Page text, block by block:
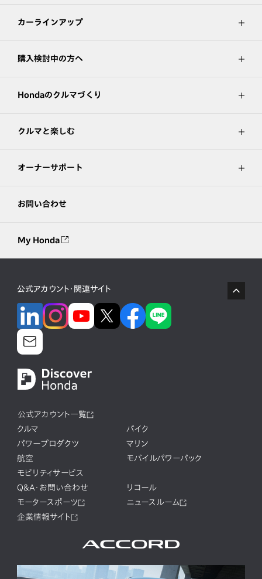
カーラインアップ
購入検討中の方へ
Hondaのクルマづくり
クルマと楽しむ
オーナーサポート
お問い合わせ
My Honda
公式アカウント・関連サイト
公式アカウント一覧
クルマ
バイク
パワープロダクツ
マリン
航空
モバイルパワーパック
モビリティサービス
Q&A・お問い合わせ
リコール
モータースポーツ
ニュースルーム
企業情報サイト